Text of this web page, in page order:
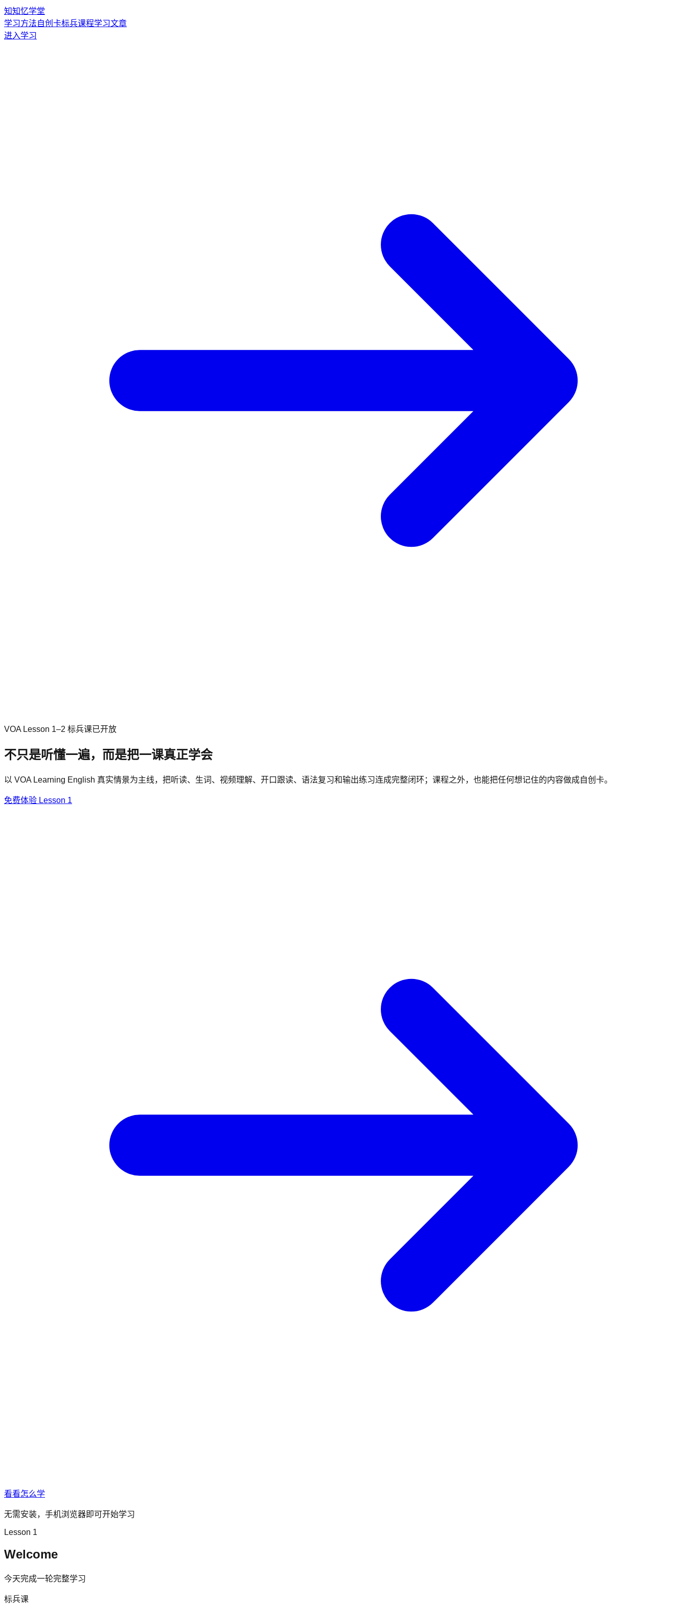
知知忆学堂
学习方法自创卡标兵课程学习文章
进入学习
VOA Lesson 1–2 标兵课已开放
不只是听懂一遍， 而是把一课真正学会
以 VOA Learning English 真实情景为主线，把听读、生词、视频理解、开口跟读、语法复习和输出练习连成完整闭环；课程之外，也能把任何想记住的内容做成自创卡。
免费体验 Lesson 1
看看怎么学
无需安装，手机浏览器即可开始学习
Lesson 1
Welcome
今天完成一轮完整学习
标兵课